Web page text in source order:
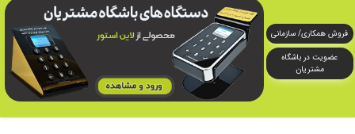
فروش همکاری/ سازمانی
عضویت در باشگاه
مشتریان